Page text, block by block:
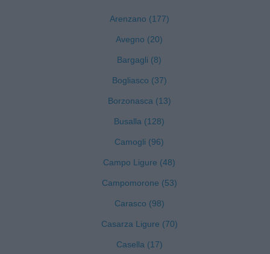
Arenzano (177)
Avegno (20)
Bargagli (8)
Bogliasco (37)
Borzonasca (13)
Busalla (128)
Camogli (96)
Campo Ligure (48)
Campomorone (53)
Carasco (98)
Casarza Ligure (70)
Casella (17)